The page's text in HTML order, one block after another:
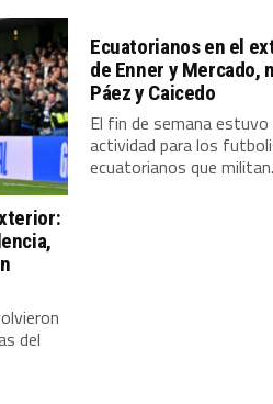
del
Ecuatorianos en el
de Enner y Mercado,
Páez y Caicedo
El fin de semana estuvo
actividad para los
ecuatorianos que